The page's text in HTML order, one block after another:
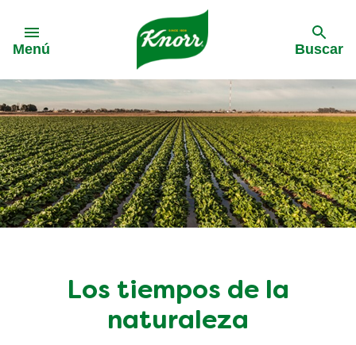
Menú Buscar
Los tiempos de la
naturaleza